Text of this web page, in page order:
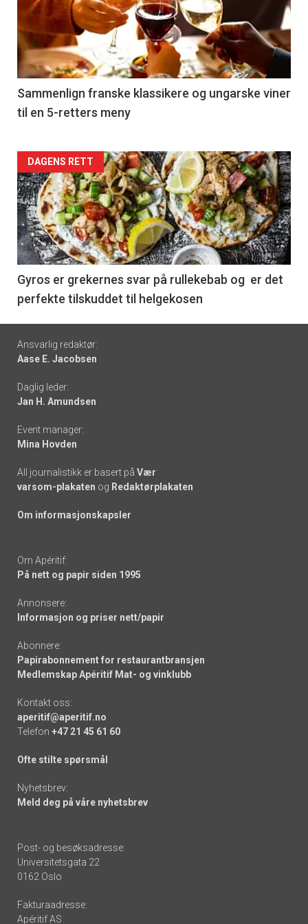
akkurat
nå
-
5
Sammenlign franske klassikere og ungarske viner
til en 5-retters meny
Forsiden
akkurat
nå
-
6
DAGENS RETT
Gyros er grekernes svar på rullekebab og er det
perfekte tilskuddet til helgekosen
Footer
-
links
Ansvarlig redaktør:
Aase E. Jacobsen
Daglig leder:
Jan H. Amundsen
Event manager:
Mina Hovden
All journalistikk er basert på Vær
varsom-plakaten og Redaktørplakaten
Om informasjonskapsler
Om Apéritif:
På nett og papir siden 1995
Annonsere:
Informasjon og priser nett/papir
Abonnere:
Papirabonnement for restaurantbransjen
Medlemskap Apéritif Mat- og vinklubb
Kontakt oss:
aperitif@aperitif.no
Telefon +47 21 45 61 60
Ofte stilte spørsmål
Nyhetsbrev:
Meld deg på våre nyhetsbrev
Post- og besøksadresse:
Universitetsgata 22
0162 Oslo
Fakturaadresse:
Apéritif AS